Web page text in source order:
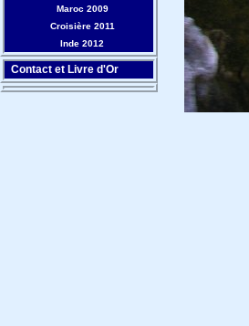
Maroc 2009
Croisière 2011
Inde 2012
Contact et Livre d'Or